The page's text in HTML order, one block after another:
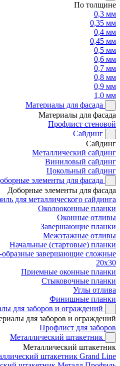
По толщине
0,3 мм
0,35 мм
0,4 мм
0,45 мм
0,5 мм
0,6 мм
0,7 мм
0,8 мм
0,9 мм
1,0 мм
Материалы для фасада
Материалы для фасада
Профлист стеновой
Сайдинг
Сайдинг
Металлический сайдинг
Виниловый сайдинг
Цокольный сайдинг
элементы для фасада
Доборные элементы для фасада
для металлического сайдинга
Околооконные планки
Оконные отливы
Завершающие планки
Межэтажные отливы
Начальные (стартовые) планки
завершающие сложные
20x30
Приемные оконные планки
Стыковочные планки
Углы отлива
Финишные планки
для заборов и ограждений
для заборов и ограждений
Профлист для заборов
Металлический штакетник
Металлический штакетник
штакетник Grand Line